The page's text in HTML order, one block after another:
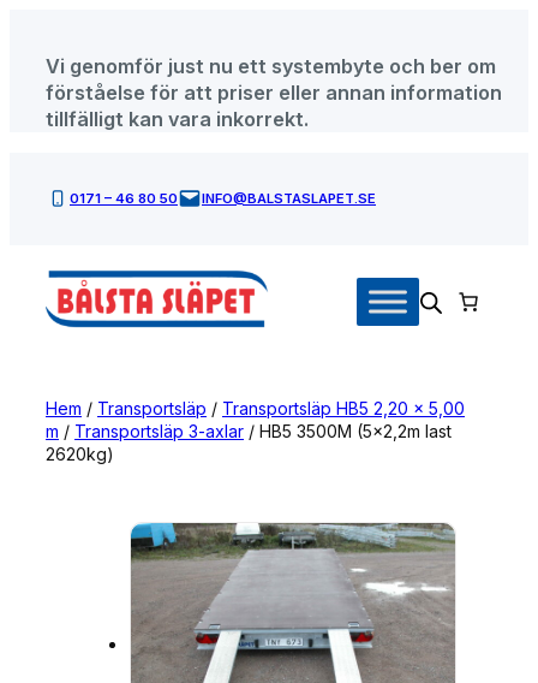
innehåll
Vi genomför just nu ett systembyte och ber om
förståelse för att priser eller annan information
tillfälligt kan vara inkorrekt.
0171 – 46 80 50 INFO@BALSTASLAPET.SE
Hem / Transportsläp / Transportsläp HB5 2,20 x 5,00
m / Transportsläp 3-axlar / HB5 3500M (5×2,2m last
2620kg)